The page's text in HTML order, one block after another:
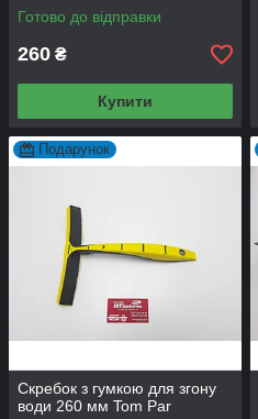
Готово до відправки
260 ₴
Купити
Подарунок
Скребок з гумкою для згону
води 260 мм Tom Par